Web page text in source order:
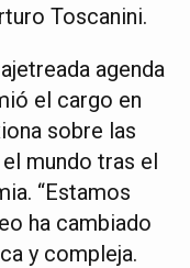
Toscanini.
agenda
el cargo en
sobre las
mundo tras el
“Estamos
ha cambiado
y compleja.